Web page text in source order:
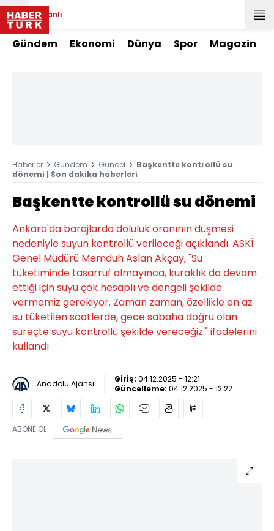
Canlı
Gündem Ekonomi Dünya Spor Magazin
Haberler Gündem Güncel
Başkentte kontrollü su
dönemi | Son dakika haberleri
Başkentte kontrollü su dönemi
Ankara'da barajlarda doluluk oranının düşmesi
nedeniyle suyun kontrollü verileceği açıklandı. ASKİ
Genel Müdürü Memduh Aslan Akçay, "Su
tüketiminde tasarruf olmayınca, kuraklık da devam
ettiği için suyu çok hesaplı ve dengeli şekilde
vermemiz gerekiyor. Zaman zaman, özellikle en az
su tüketilen saatlerde, gece sabaha doğru olan
süreçte suyu kontrollü şekilde vereceğiz." ifadelerini
kullandı
Anadolu Ajansı Giriş: 04.12.2025 - 12:21
Güncelleme: 04.12.2025 - 12:22
ABONE OL